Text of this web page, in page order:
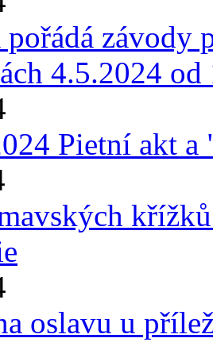
závody
4.5.2024 od
Pietní akt
oslavu u